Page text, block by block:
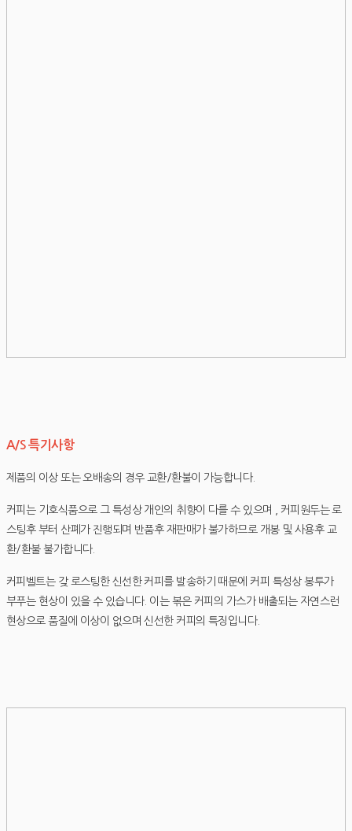
A/S 특기사항
제품의 이상 또는 오배송의 경우 교환/환불이 가능합니다.
커피는 기호식품으로 그 특성상 개인의 취향이 다를 수 있으며 , 커피원두는 로
스팅후 부터 산폐가 진행되며 반품후 재판매가 불가하므로 개봉 및 사용후 교
환/환불 불가합니다.
커피벨트는 갖 로스팅한 신선한 커피를 발송하기 때문에 커피 특성상 봉투가
부푸는 현상이 있을 수 있습니다. 이는 볶은 커피의 가스가 배출되는 자연스런
현상으로 품질에 이상이 없으며 신선한 커피의 특징입니다.